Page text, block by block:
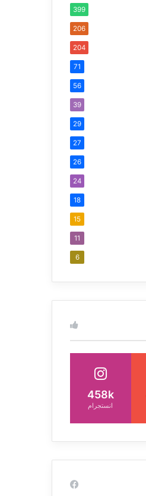
399
206
204
71
56
39
29
27
26
24
18
15
11
6
458k
انستجرام